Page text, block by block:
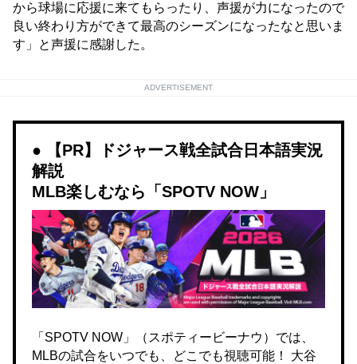
から球場に応援に来てもらったり、声援が力になったので
良い終わり方ができて最高のシーズンになったなと思いま
す」と声援に感謝した。
ADVERTISEMENT
【PR】ドジャース戦全試合日本語実況
解説
MLB楽しむなら「SPOTV NOW」
「SPOTV NOW」（スポティービーナウ）では、
MLBの試合をいつでも、どこでも視聴可能！ 大谷